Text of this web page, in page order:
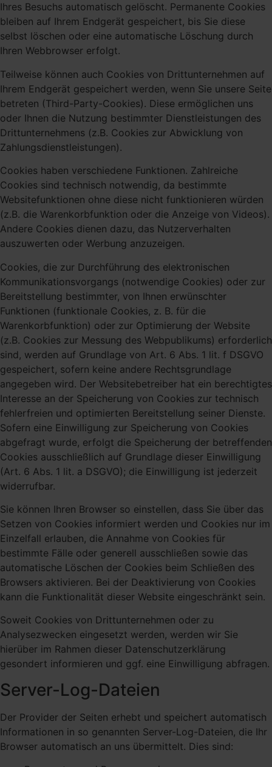
Ihres Besuchs automatisch gelöscht. Permanente Cookies
bleiben auf Ihrem Endgerät gespeichert, bis Sie diese
selbst löschen oder eine automatische Löschung durch
Ihren Webbrowser erfolgt.
Teilweise können auch Cookies von Drittunternehmen auf
Ihrem Endgerät gespeichert werden, wenn Sie unsere Seite
betreten (Third-Party-Cookies). Diese ermöglichen uns
oder Ihnen die Nutzung bestimmter Dienstleistungen des
Drittunternehmens (z.B. Cookies zur Abwicklung von
Zahlungsdienstleistungen).
Cookies haben verschiedene Funktionen. Zahlreiche
Cookies sind technisch notwendig, da bestimmte
Websitefunktionen ohne diese nicht funktionieren würden
(z.B. die Warenkorbfunktion oder die Anzeige von Videos).
Andere Cookies dienen dazu, das Nutzerverhalten
auszuwerten oder Werbung anzuzeigen.
Cookies, die zur Durchführung des elektronischen
Kommunikationsvorgangs (notwendige Cookies) oder zur
Bereitstellung bestimmter, von Ihnen erwünschter
Funktionen (funktionale Cookies, z. B. für die
Warenkorbfunktion) oder zur Optimierung der Website
(z.B. Cookies zur Messung des Webpublikums) erforderlich
sind, werden auf Grundlage von Art. 6 Abs. 1 lit. f DSGVO
gespeichert, sofern keine andere Rechtsgrundlage
angegeben wird. Der Websitebetreiber hat ein berechtigtes
Interesse an der Speicherung von Cookies zur technisch
fehlerfreien und optimierten Bereitstellung seiner Dienste.
Sofern eine Einwilligung zur Speicherung von Cookies
abgefragt wurde, erfolgt die Speicherung der betreffenden
Cookies ausschließlich auf Grundlage dieser Einwilligung
(Art. 6 Abs. 1 lit. a DSGVO); die Einwilligung ist jederzeit
widerrufbar.
Sie können Ihren Browser so einstellen, dass Sie über das
Setzen von Cookies informiert werden und Cookies nur im
Einzelfall erlauben, die Annahme von Cookies für
bestimmte Fälle oder generell ausschließen sowie das
automatische Löschen der Cookies beim Schließen des
Browsers aktivieren. Bei der Deaktivierung von Cookies
kann die Funktionalität dieser Website eingeschränkt sein.
Soweit Cookies von Drittunternehmen oder zu
Analysezwecken eingesetzt werden, werden wir Sie
hierüber im Rahmen dieser Datenschutzerklärung
gesondert informieren und ggf. eine Einwilligung abfragen.
Server-Log-Dateien
Der Provider der Seiten erhebt und speichert automatisch
Informationen in so genannten Server-Log-Dateien, die Ihr
Browser automatisch an uns übermittelt. Dies sind: